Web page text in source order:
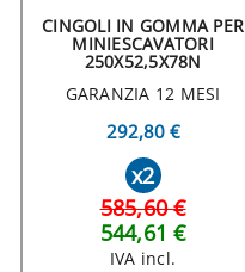
CINGOLI IN GOMMA PER
MINIESCAVATORI
250X52,5X78N
GARANZIA 12 MESI
292,80 €
x2
585,60 €
544,61 €
IVA incl.